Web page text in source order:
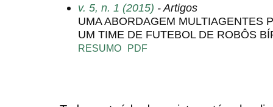
v. 5, n. 1 (2015) - Artigos
UMA ABORDAGEM MULTIAGENTES
UM TIME DE FUTEBOL DE ROBÔS
RESUMO PDF